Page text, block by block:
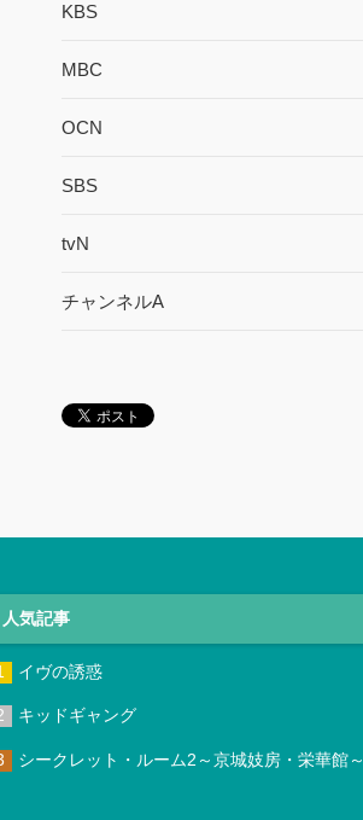
KBS
MBC
OCN
SBS
tvN
チャンネルA
人気記事
イヴの誘惑
キッドギャング
シークレット・ルーム2～京城妓房・栄華館～